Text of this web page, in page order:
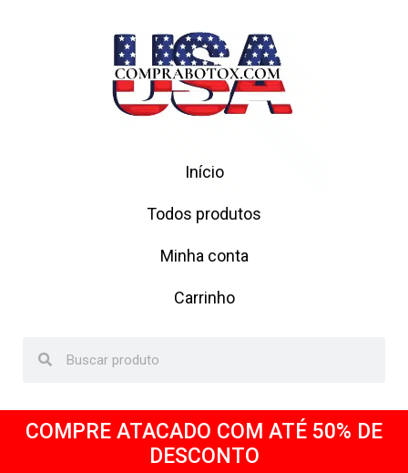
Início
Todos produtos
Minha conta
Carrinho
COMPRE ATACADO COM ATÉ 50% DE
DESCONTO